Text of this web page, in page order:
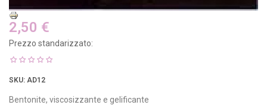
2,50 €
Prezzo standarizzato:
SKU: AD12
Bentonite, viscosizzante e gelificante